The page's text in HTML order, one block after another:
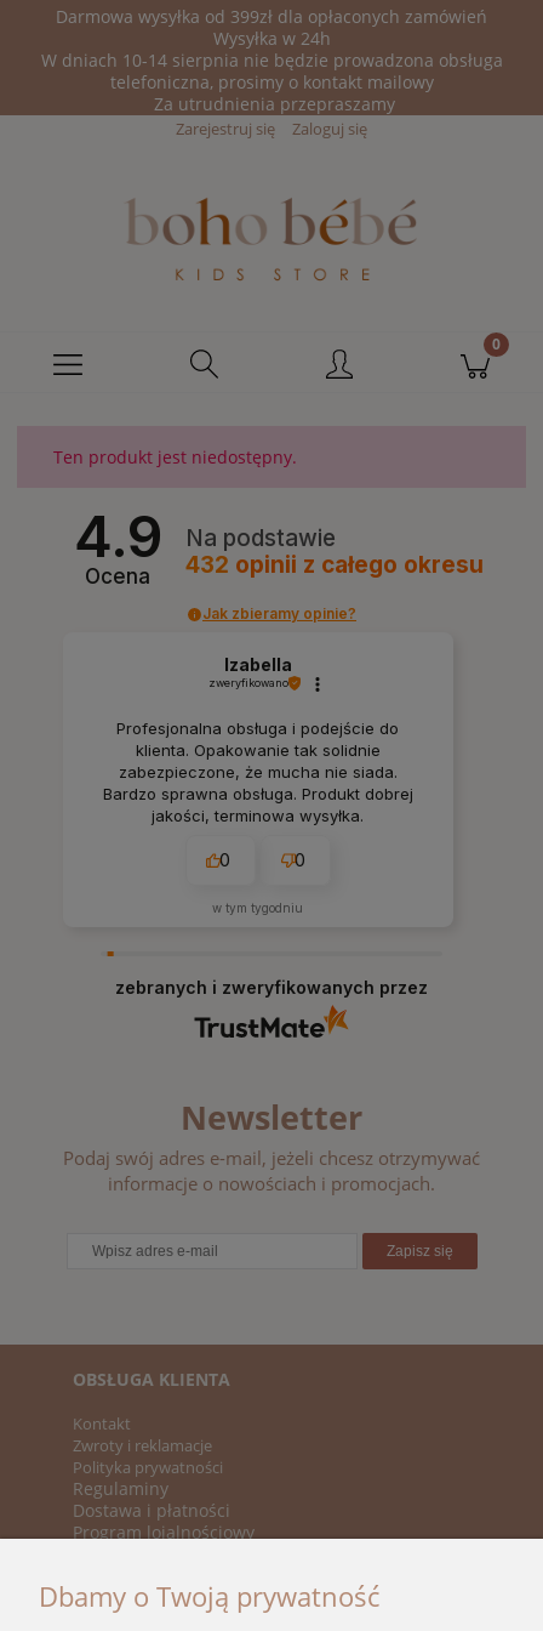
Darmowa wysyłka od 399zł dla opłaconych zamówień
Wysyłka w 24h
W dniach 10-14 sierpnia nie będzie prowadzona obsługa
telefoniczna, prosimy o kontakt mailowy
Za utrudnienia przepraszamy
Zarejestruj się Zaloguj się
Ten produkt jest niedostępny.
4.9
Ocena
Na podstawie
432 opinii z całego okresu
Jak zbieramy opinie?
Izabella
zweryfikowano
Profesjonalna obsługa i podejście do
klienta. Opakowanie tak solidnie
zabezpieczone, że mucha nie siada.
Bardzo sprawna obsługa. Produkt dobrej
jakości, terminowa wysyłka.
0 0
w tym tygodniu
zebranych i zweryfikowanych przez
Newsletter
Podaj swój adres e-mail, jeżeli chcesz otrzymywać
informacje o nowościach i promocjach.
Zapisz się
OBSŁUGA KLIENTA
Kontakt
Zwroty i reklamacje
Polityka prywatności
Regulaminy
Dostawa i płatności
Program lojalnościowy
Nowości
Dbamy o Twoją prywatność